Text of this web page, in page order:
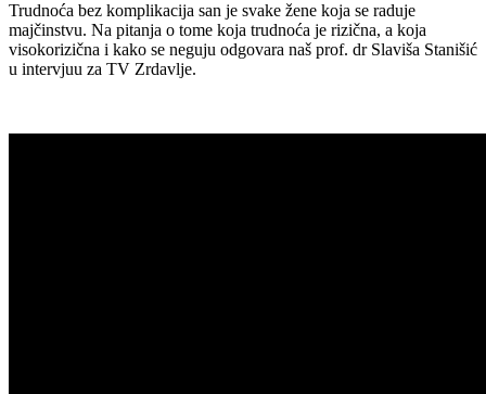
Trudnoća bez komplikacija san je svake žene koja se raduje
majčinstvu. Na pitanja o tome koja trudnoća je rizična, a koja
visokorizična i kako se neguju odgovara naš prof. dr Slaviša Stanišić
u intervjuu za TV Zrdavlje.